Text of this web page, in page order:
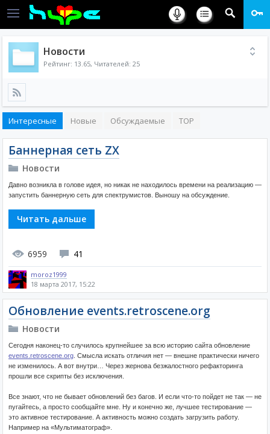
Новости
Рейтинг: 13.65, Читателей: 25
Интересные Новые Обсуждаемые TOP
Баннерная сеть ZX
Новости
Давно возникла в голове идея, но никак не находилось времени на реализацию —
запустить баннерную сеть для спектрумистов. Выношу на обсуждение.
Читать дальше
6959 41
moroz1999
18 марта 2017, 15:22
Обновление events.retroscene.org
Новости
Сегодня наконец-то случилось крупнейшее за всю историю сайта обновление
events.retroscene.org . Смысла искать отличия нет — внешне практически ничего
не изменилось. А вот внутри… Через жернова безжалостного рефакторинга
прошли все скрипты без исключения.
Все знают, что не бывает обновлений без багов. И если что-то пойдет не так — не
пугайтесь, а просто сообщайте мне. Ну и конечно же, лучшее тестирование —
это активное тестирование. А активность можно создать загрузить работу.
Например на «Мультиматограф».